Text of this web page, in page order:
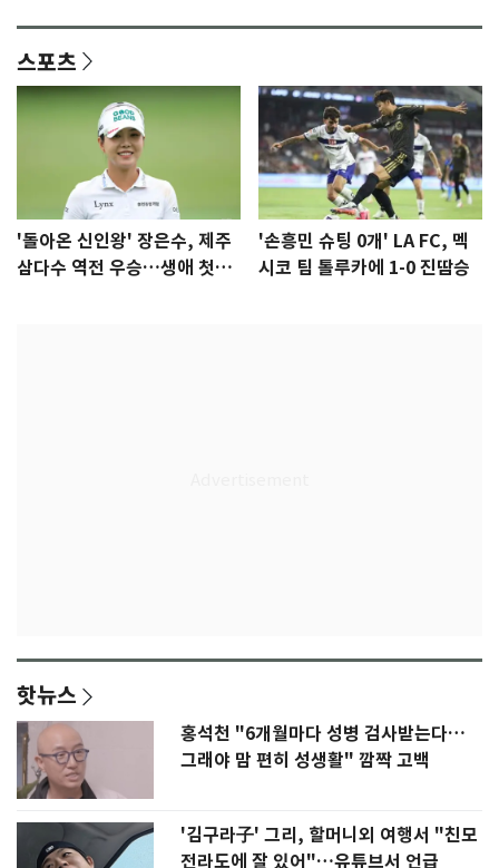
스포츠
'돌아온 신인왕' 장은수, 제주
삼다수 역전 우승…생애 첫승
'손흥민 슈팅 0개' LA FC, 멕
시코 팀 톨루카에 1-0 진땀승
핫뉴스
홍석천 "6개월마다 성병 검사받는다…
그래야 맘 편히 성생활" 깜짝 고백
'김구라子' 그리, 할머니외 여행서 "친모
전라도에 잘 있어"…유튜브서 언급